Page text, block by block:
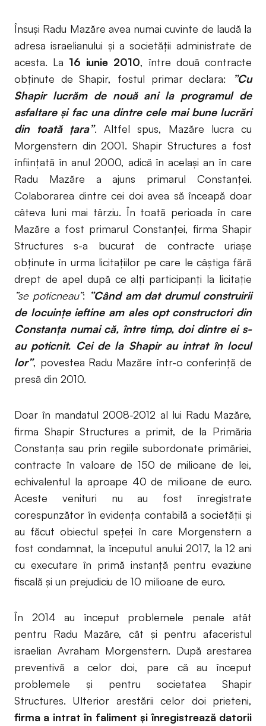
Însuși Radu Mazăre avea numai cuvinte de laudă la
adresa israelianului și a societății administrate de
acesta. La 16 iunie 2010, între două contracte
obținute de Shapir, fostul primar declara:
”Cu
Shapir lucrăm de nouă ani la programul de
asfaltare şi fac una dintre cele mai bune lucrări
din toată ţara”. Altfel spus, Mazăre lucra cu
Morgenstern din 2001. Shapir Structures a fost
înființată în anul 2000, adică în același an în care
Radu Mazăre a ajuns primarul Constanței.
Colaborarea dintre cei doi avea să înceapă doar
câteva luni mai târziu. În toată perioada în care
Mazăre a fost primarul Constanței, firma Shapir
Structures s-a bucurat de contracte uriașe
obținute în urma licitațiilor pe care le câștiga fără
drept de apel după ce alți participanți la licitație
”se poticneau”: ”Când am dat drumul construirii
de locuinţe ieftine am ales opt constructori din
Constanţa numai că, între timp, doi dintre ei s-
au poticnit. Cei de la Shapir au intrat în locul
lor”, povestea Radu Mazăre într-o conferință de
presă din 2010.
Doar în mandatul 2008-2012 al lui Radu Mazăre,
firma Shapir Structures a primit, de la Primăria
Constanța sau prin regiile subordonate primăriei,
contracte în valoare de 150 de milioane de lei,
echivalentul la aproape 40 de milioane de euro.
Aceste venituri nu au fost înregistrate
corespunzător în evidența contabilă a societății și
au făcut obiectul speței în care Morgenstern a
fost condamnat, la începutul anului 2017, la 12 ani
cu executare în primă instanță pentru evaziune
fiscală și un prejudiciu de 10 milioane de euro.
În 2014 au început problemele penale atât
pentru Radu Mazăre, cât și pentru afaceristul
israelian Avraham Morgenstern. După arestarea
preventivă a celor doi, pare că au început
problemele și pentru societatea Shapir
Structures. Ulterior arestării celor doi prieteni,
firma a intrat în faliment și înregistrează datorii